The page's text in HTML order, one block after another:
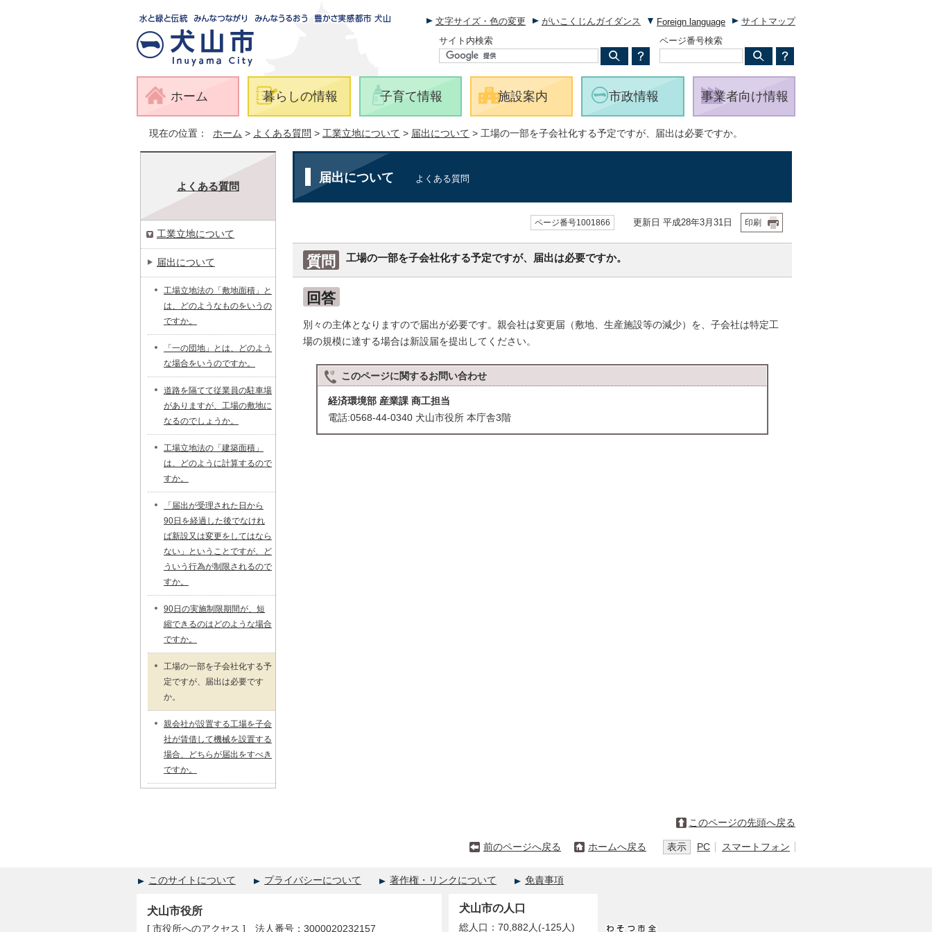
文字サイズ・色の変更 がいこくじんガイダンス Foreign language
サイトマップ
サイト内検索
ページ番号検索
ホーム 暮らしの情報 子育て情報 施設案内 市政情報 事業者向け情報
現在の位置： ホーム > よくある質問 > 工業立地について > 届出について > 工場の一部を子会社化する予定ですが、届出は必要ですか。
届出について よくある質問
ページ番号1001866 更新日 平成28年3月31日 印刷
質問 工場の一部を子会社化する予定ですが、届出は必要ですか。
回答
別々の主体となりますので届出が必要です。親会社は変更届（敷地、生産施設等の減少）を、子会社は特定工
場の規模に達する場合は新設届を提出してください。
このページに関するお問い合わせ
経済環境部 産業課 商工担当
電話:0568-44-0340 犬山市役所 本庁舎3階
よくある質問
工業立地について
届出について
工場立地法の「敷地面積」と
は、どのようなものをいうの
ですか。
「一の団地」とは、どのよう
な場合をいうのですか。
道路を隔てて従業員の駐車場
がありますが、工場の敷地に
なるのでしょうか。
工場立地法の「建築面積」
は、どのように計算するので
すか。
「届出が受理された日から
90日を経過した後でなけれ
ば新設又は変更をしてはなら
ない」ということですが、ど
ういう行為が制限されるので
すか。
90日の実施制限期間が、短
縮できるのはどのような場合
ですか。
工場の一部を子会社化する予
定ですが、届出は必要です
か。
親会社が設置する工場を子会
社が賃借して機械を設置する
場合、どちらが届出をすべき
ですか。
このページの先頭へ戻る
前のページへ戻る ホームへ戻る 表示 PC スマートフォン
このサイトについて プライバシーについて 著作権・リンクについて 免責事項
犬山市役所
[ 市役所へのアクセス ] 法人番号：3000020232157
犬山市の人口
総人口：70,882人(-125人)